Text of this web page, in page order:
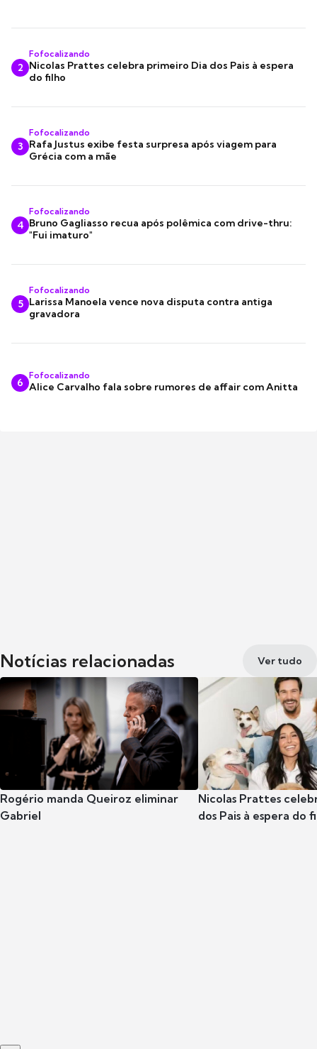
2
Fofocalizando
Nicolas Prattes celebra primeiro Dia dos Pais à espera
do filho
3
Fofocalizando
Rafa Justus exibe festa surpresa após viagem para
Grécia com a mãe
4
Fofocalizando
Bruno Gagliasso recua após polêmica com drive-thru:
"Fui imaturo"
5
Fofocalizando
Larissa Manoela vence nova disputa contra antiga
gravadora
6
Fofocalizando
Alice Carvalho fala sobre rumores de affair com Anitta
Notícias relacionadas Ver tudo
Rogério manda Queiroz eliminar
Gabriel
Nicolas Prattes
dos Pais à espera do